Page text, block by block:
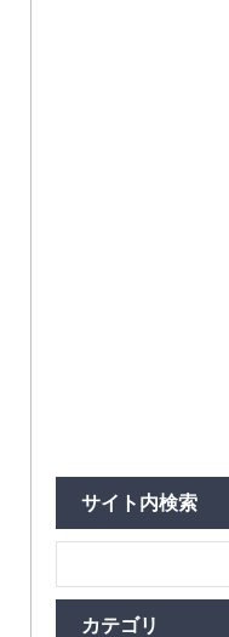
サイト内検索
カテゴリ